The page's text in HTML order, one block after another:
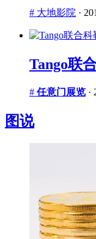
# 大地影院 ·
Tango联
# 任意门展览 ·
图说